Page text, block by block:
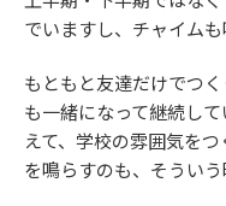
でいますし、チャイムも
もともと友達だけでつ
も一緒になって継続し
えて、学校の雰囲気を
を鳴らすのも、そういう